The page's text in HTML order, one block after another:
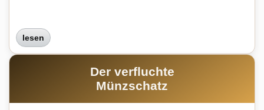
lesen
Der verfluchte
Münzschatz